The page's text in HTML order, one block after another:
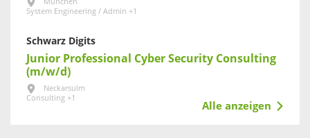
System Engineering / Admin +1
Schwarz Digits
Junior Professional Cyber Security Consulting
(m/w/d)
Neckarsulm
Consulting +1
Alle anzeigen